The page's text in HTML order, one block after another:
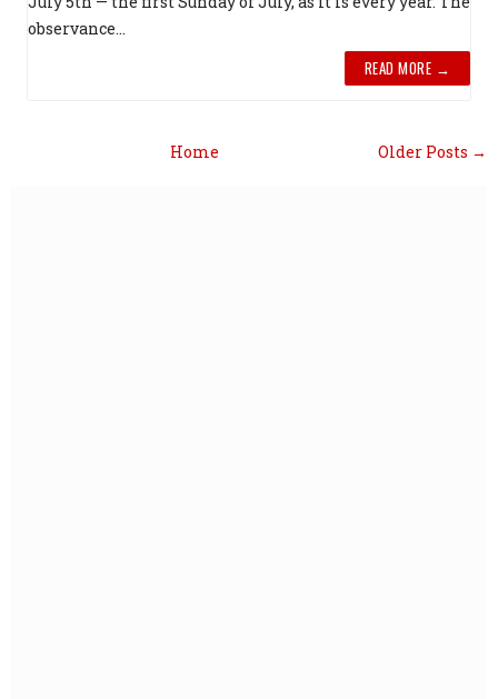
observance...
READ MORE →
Older Posts →
Home